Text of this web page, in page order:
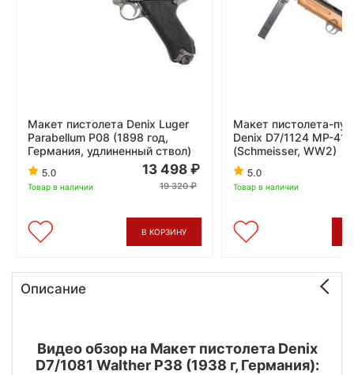
Макет пистолета Denix Luger
Parabellum P08 (1898 год,
Германия, удлиненный ствол)
5.0
Товар в наличии
13 498
19 320
В КОРЗИНУ
Макет пистолета-
Denix D7/1124 MP-41
(Schmeisser, WW2)
5.0
Товар в наличии
Описание
Видео обзор на Макет пистолета Denix
D7/1081 Walther P38 (1938 г, Германия):